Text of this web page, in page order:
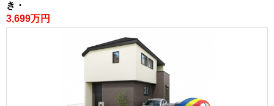
き・
3,699万円